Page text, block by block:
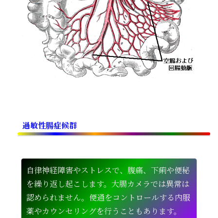
過敏性腸症候群
自律神経障害やストレスで、腹痛、下痢や便秘
を繰り返し起こします。大腸カメラでは異常は
認められません。便通をコントロールする内服
薬やカウンセリングを行うこともあります。